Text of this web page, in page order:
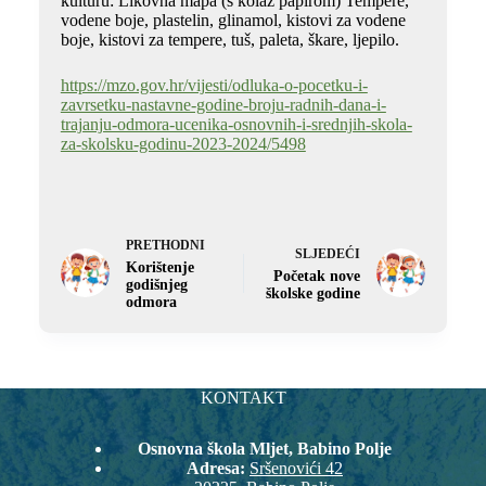
vodene boje, plastelin, glinamol, kistovi za vodene
boje, kistovi za tempere, tuš, paleta, škare, ljepilo.
https://mzo.gov.hr/vijesti/odluka-o-pocetku-i-
zavrsetku-nastavne-godine-broju-radnih-dana-i-
trajanju-odmora-ucenika-osnovnih-i-srednjih-skola-
za-skolsku-godinu-2023-2024/5498
PRETHODNI
Korištenje
godišnjeg
odmora
SLJEDEĆI
Početak nove
školske godine
KONTAKT
Osnovna škola Mljet, Babino Polje
Adresa: Sršenovići 42